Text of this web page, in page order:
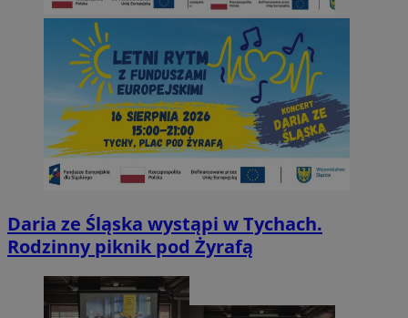
Daria ze Śląska wystąpi w Tychach.
Rodzinny piknik pod Żyrafą